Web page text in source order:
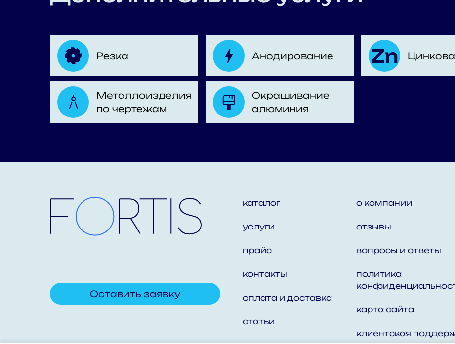
Резка Анодирование
Металлоизделия
по чертежам
Окрашивание
алюминия
Оставить заявку
каталог
услуги
прайс
контакты
оплата и доставка
статьи
о компании
отзывы
вопросы и ответы
политика
карта сайта
клиентская